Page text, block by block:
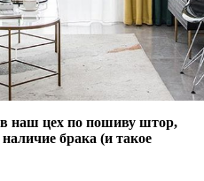
наш цех по пошиву штор,
брака (и такое